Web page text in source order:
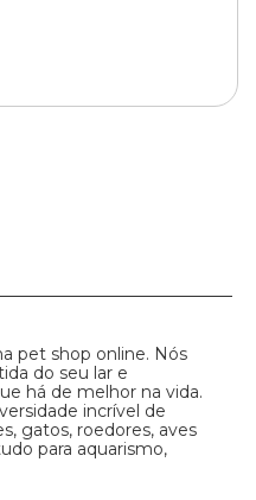
pet shop online. Nós
do seu lar e
há de melhor na vida.
incrível de
gatos, roedores, aves
para aquarismo,